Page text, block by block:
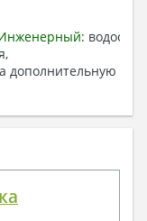
дополнительную
с